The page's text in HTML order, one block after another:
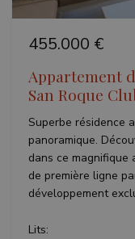
455.000 €
Appartement
San Roque
Superbe résidence
panoramique.
dans ce magnifique
de première ligne
développement
Lits: